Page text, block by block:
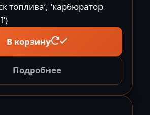
топлива’, ‘карбюратор
В корзину
Подробнее